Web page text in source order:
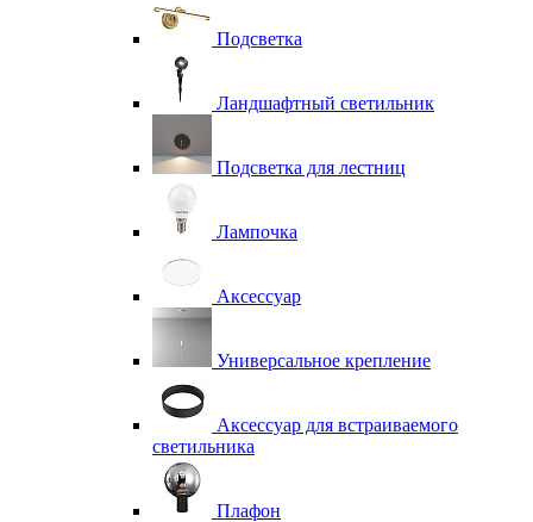
Подсветка
Ландшафтный светильник
Подсветка для лестниц
Лампочка
Аксессуар
Универсальное крепление
Аксессуар для встраиваемого
светильника
Плафон